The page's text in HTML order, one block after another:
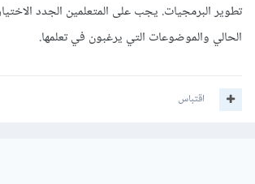
تطوير البرمجيات. يجب على المتعلمين الجدد
الحالي والموضوعات التي يرغبون في تعلمها.
اقتباس